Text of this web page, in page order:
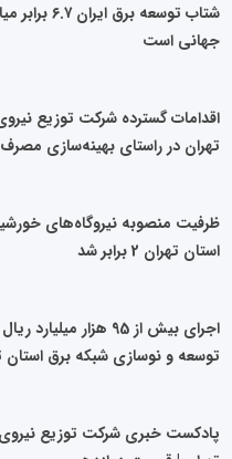
شتاب توسعه برق ایران
جهانی است
اقدامات گسترده شرکت توزیع
تهران در راستای بهینه‌سازی
ظرفیت منصوبه نیروگاه‌های
استان تهران 2 برابر شد
اجرای بیش از 95 هزار
توسعه و نوسازی شبکه برق استان
پادکست خبری شرکت توزیع